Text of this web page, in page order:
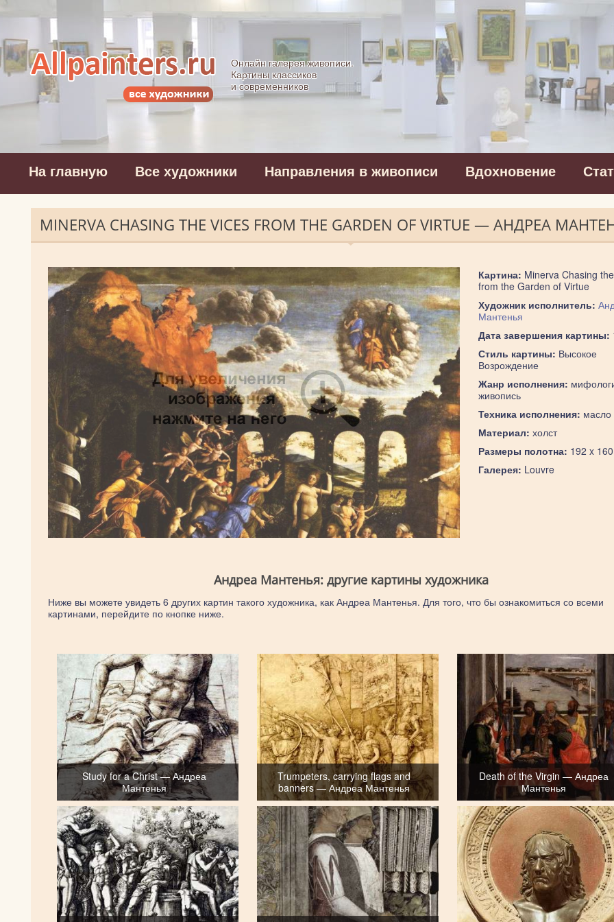
Allpainters.ru - картинная галерея
Онлайн галерея живописи.
Картины классиков
и современников
На главную Все художники Направления в живописи Вдохновение
MINERVA CHASING THE VICES FROM THE GARDEN OF VIRTUE — АНДРЕА
Картина: Minerva Chasing
from the Garden of Virtue
Художник исполнитель:
Мантенья
Дата завершения картины:
Стиль картины: Высокое
Возрождение
Жанр исполнения:
живопись
Техника исполнения: масло
Материал: холст
Размеры полотна: 192 x
Галерея: Louvre
Андреа Мантенья: другие картины художника
Ниже вы можете увидеть 6 других картин такого художника, как Андреа Мантенья. Для того, что бы ознакомиться со всеми
картинами, перейдите по кнопке ниже.
Study for a Christ — Андреа
Мантенья
Trumpeters, carrying flags and
banners — Андреа Мантенья
Death of the Virgin — Андреа
Мантенья